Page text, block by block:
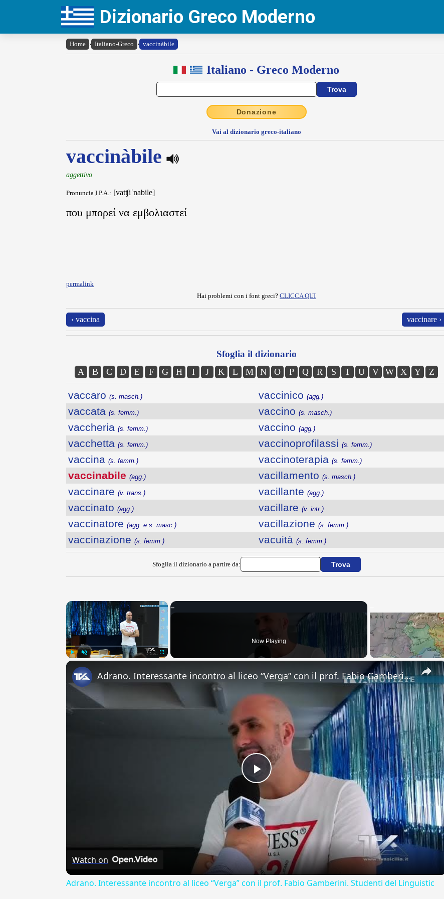
Dizionario Greco Moderno
Home › Italiano-Greco › vaccinàbile
Italiano - Greco Moderno
Donazione
Vai al dizionario greco-italiano
vaccinàbile
aggettivo
Pronuncia I.P.A.: [vatʧiˈnabile]
που μπορεί να εμβολιαστεί
permalink
Hai problemi con i font greci? CLICCA QUI
‹ vaccina vaccinare ›
Sfoglia il dizionario
A B C D E F G H I J K L M N O P Q R S T U V W X Y Z
vaccaro (s. masch.)
vaccata (s. femm.)
vaccheria (s. femm.)
vacchetta (s. femm.)
vaccina (s. femm.)
vaccinabile (agg.)
vaccinare (v. trans.)
vaccinato (agg.)
vaccinatore (agg. e s. masc.)
vaccinazione (s. femm.)
vaccinico (agg.)
vaccino (s. masch.)
vaccino (agg.)
vaccinoprofilassi (s. femm.)
vaccinoterapia (s. femm.)
vacillamento (s. masch.)
vacillante (agg.)
vacillare (v. intr.)
vacillazione (s. femm.)
vacuità (s. femm.)
Sfoglia il dizionario a partire da:
×
Now Playing
×
Play
Video
Adrano. Interessante incontro al liceo “Verga” con il prof. Fabio Gamberini. Studenti del Linguistic
Watch on
Adrano. Interessante incontro al liceo “Verga” con il prof. Fabio Gamberini. Studenti del Linguistic